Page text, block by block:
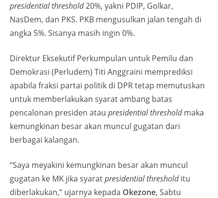
presidential threshold20%, yakni PDIP, Golkar,
NasDem, dan PKS. PKB mengusulkan jalan tengah di
angka 5%. Sisanya masih ingin 0%.
Direktur Eksekutif Perkumpulan untuk Pemilu dan
Demokrasi (Perludem) Titi Anggraini memprediksi
apabila fraksi partai politik di DPR tetap memutuskan
untuk memberlakukan syarat ambang batas
pencalonan presiden atau presidential thresholdmaka
kemungkinan besar akan muncul gugatan dari
berbagai kalangan.
“Saya meyakini kemungkinan besar akan muncul
gugatan ke MK jika syaratpresidential thresholditu
diberlakukan,” ujarnya kepada Okezone, Sabtu